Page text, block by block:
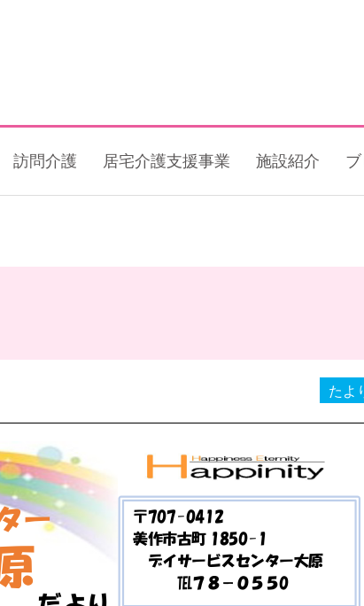
訪問介護 居宅介護支援事業 施設紹介
たよ